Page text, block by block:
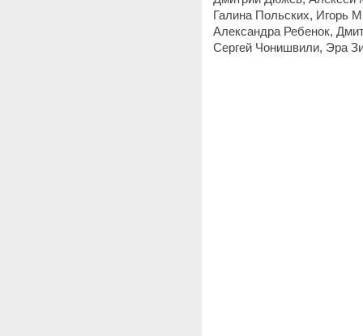
Галина Польских, Игорь
Александра Ребенок,
Сергей Чонишвили, Эра